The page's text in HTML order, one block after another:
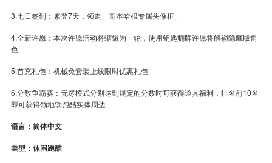
3.七日签到：累登7天，领走「哥本哈根专属头像框」
4.全新许愿：本次许愿活动将缩短为一轮，使用钥匙翻牌许愿将解锁隐藏版角
色
5.首充礼包：机械兔套装上线限时优惠礼包
6.分数争霸赛：无尽模式分别达到规定的分数时可获得道具福利，排名前10名
即可获得领地铁跑酷实体周边
语言：简体中文
类型：休闲跑酷